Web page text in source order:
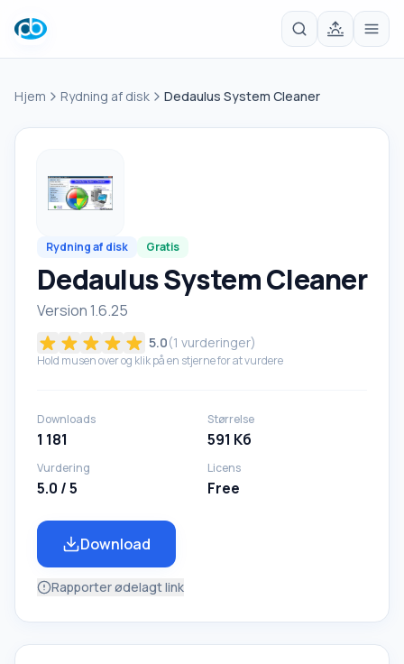
Hjem Rydning af disk Dedaulus System Cleaner
Rydning af disk Gratis
Dedaulus System Cleaner
Version 1.6.25
5.0(1 vurderinger)
Hold musen over og klik på en stjerne for at vurdere
Downloads
1 181
Størrelse
591 Кб
Vurdering
5.0 / 5
Licens
Free
Download
Rapporter ødelagt link